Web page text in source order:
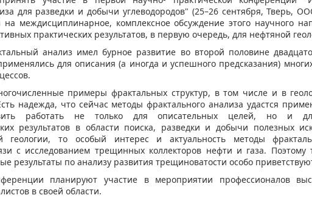
для разведки и добычи углеводородов" (25–26 сентября, Тверь,
междисциплинарное, комплексное обсуждение этого научного
практических результатов, в первую очередь, для нефтяной
анализ имел бурное развитие во второй половине
для описания (а иногда и успешного предсказания)
примеры фрактальных структур, в том числе и в
надежда, что сейчас методы фрактального анализа удастся
работать не только для описательных целей, но и
результатов в области поиска, разведки и добычи полезных
геологии, то особый интерес и актуальность методы
с исследованием трещинных коллекторов нефти и газа. Поэтому
результаты по анализу развития трещиноватости особо
планируют участие в мероприятии ​профессионалов
в своей области.